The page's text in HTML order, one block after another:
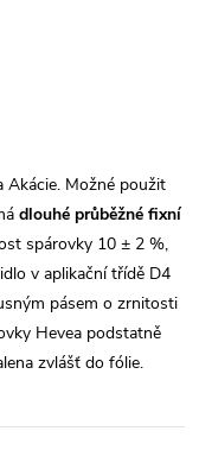
Akácie. Možné použit
dlouhé průběžné fixní
spárovky 10 ± 2 %,
v aplikační třídě D4
pásem o zrnitosti
Hevea podstatně
zvlášť do fólie.